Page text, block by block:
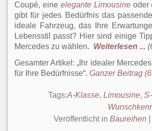
Coupé, eine elegante Limousineoder
gibt für jedes Bedürfnis das
ideale Fahrzeug, das Ihre
Lebensstil passt? Hier sind einige
Mercedes zu wählen. Weiterlesen ...
Gesamter Artikel:
Ihr idealer
für Ihre Bedürfnisse . Ganzer Beitrag
Tags:A-Klasse, Limousine,
Veröffentlicht in Baureihen